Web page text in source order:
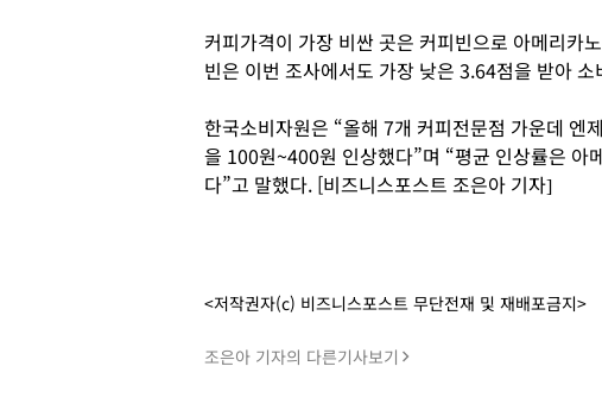
커피가격이 가장 비싼 곳은 커피빈으로 아메리카
빈은 이번 조사에서도 가장 낮은 3.64점을 받아
한국소비자원은 “올해 7개 커피전문점 가운데 엔
을 100원~400원 인상했다”며 “평균 인상률은
다”고 말했다. [비즈니스포스트 조은아 기자]
<저작권자(c) 비즈니스포스트 무단전재 및 재배포금지>
조은아 기자의 다른기사보기